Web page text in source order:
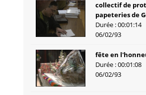
collectif de
papeteries de
Durée : 00:01:14
06/02/93
fête en
Durée : 00:01:08
06/02/93